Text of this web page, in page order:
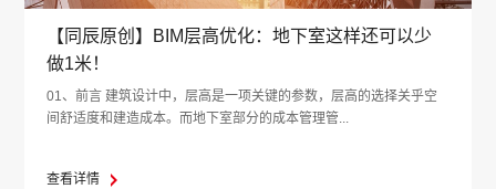
【同辰原创】BIM层高优化：地下室这样还可以少
做1米！
01、前言 建筑设计中，层高是一项关键的参数，层高的选择关乎空
间舒适度和建造成本。而地下室部分的成本管理管...
查看详情